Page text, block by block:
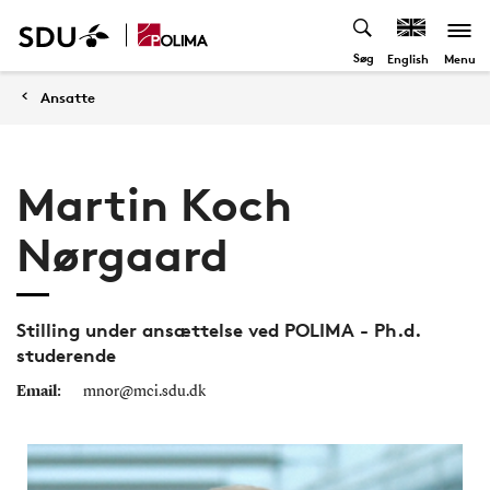
Søg English Menu
Ansatte
Martin Koch
Nørgaard
Stilling under ansættelse ved POLIMA - Ph.d.
studerende
Email: mnor@mci.sdu.dk